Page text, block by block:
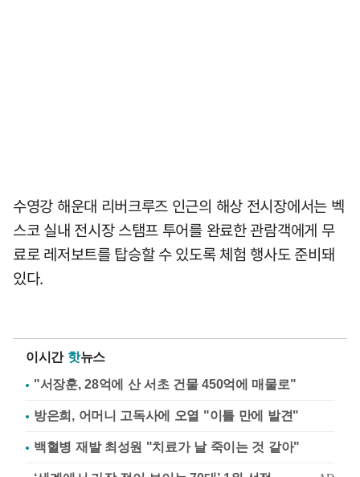
수영강 해운대 리버크루즈 인근의 해상 전시장에서는 벡
스코 실내 전시장 스탬프 투어를 완료한 관람객에게 무
료로 레저보트를 탑승할 수 있도록 체험 행사도 준비돼
있다.
이시간 핫뉴스
"서장훈, 28억에 산 서초 건물 450억에 매물로"
방은희, 어머니 고독사에 오열 "이틀 만에 발견"
백혈병 재발 최성원 "치료가 날 죽이는 것 같아"